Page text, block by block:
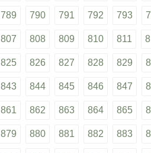
789 790 791 792 793
807 808 809 810 811
825 826 827 828 829
843 844 845 846 847
861 862 863 864 865
879 880 881 882 883